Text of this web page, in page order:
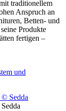
traditionellem
Anspruch an
Betten- und
Produkte
fertigen –
und